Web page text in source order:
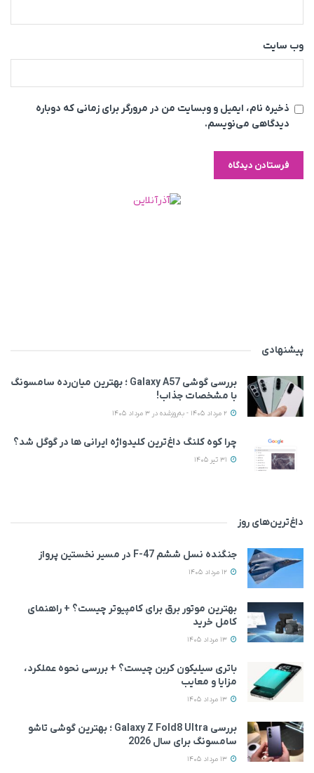
وب‌ سایت
ذخیره نام، ایمیل و وبسایت من در مرورگر برای زمانی که دوباره
دیدگاهی می‌نویسم.
پیشنهادی
بررسی گوشی Galaxy A57 ؛ بهترین میان‌رده سامسونگ
با مشخصات جذاب!
چرا کوه کلنگ داغ‌ترین کلیدواژه ایرانی ها در گوگل شد؟
داغ‌ترین‌های روز
جنگنده نسل ششم F-47 در مسیر نخستین پرواز
بهترین موتور برق برای کامپیوتر چیست؟ + راهنمای
کامل خرید
باتری سیلیکون کربن چیست؟ + بررسی نحوه عملکرد،
مزایا و معایب
بررسی Galaxy Z Fold8 Ultra ؛ بهترین گوشی تاشو
سامسونگ برای سال 2026